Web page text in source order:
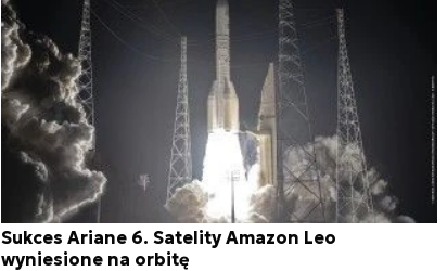
Sukces Ariane 6. Satelity Amazon Leo
wyniesione na orbitę